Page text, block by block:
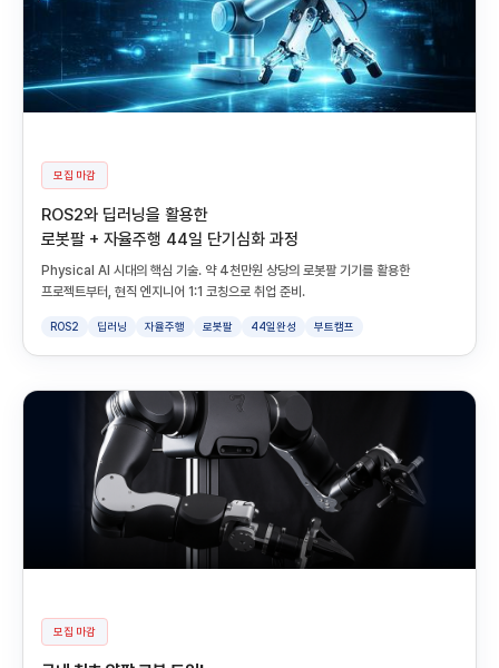
모집 마감
ROS2와 딥러닝을 활용한
로봇팔 + 자율주행 44일 단기심화 과정
Physical AI 시대의 핵심 기술. 약 4천만원 상당의 로봇팔 기기를 활용한
프로젝트부터, 현직 엔지니어 1:1 코칭으로 취업 준비.
ROS2 딥러닝 자율주행 로봇팔 44일완성 부트캠프
모집 마감